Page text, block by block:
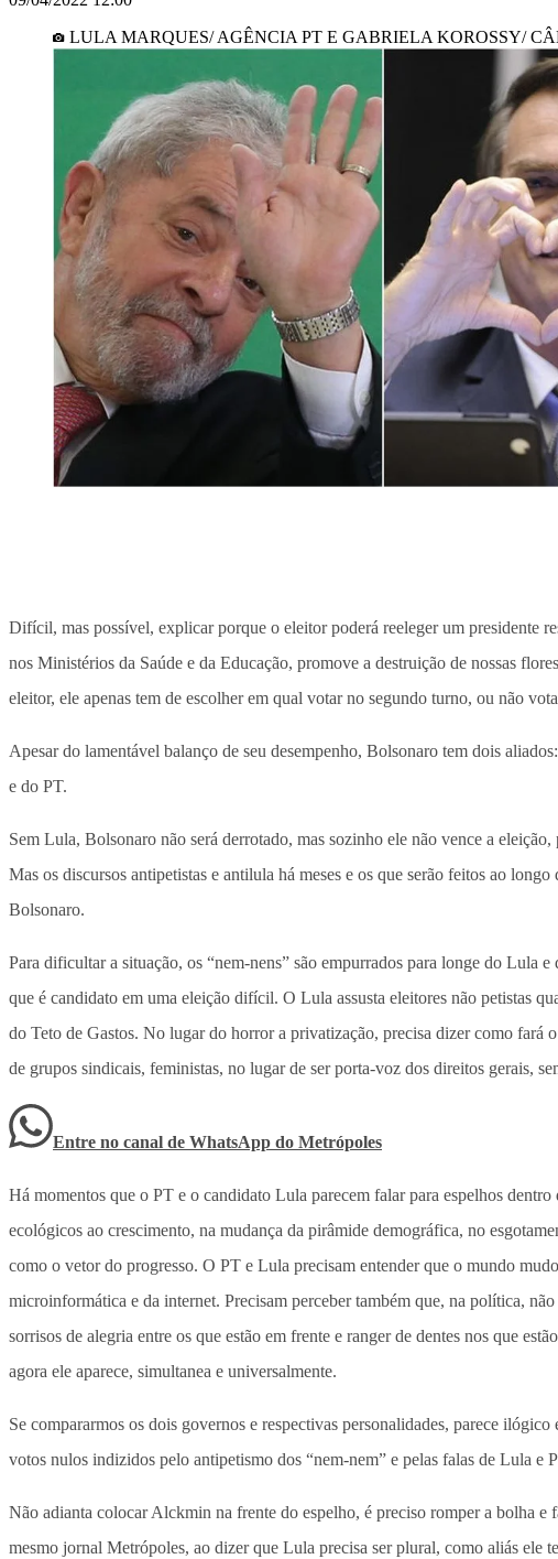
LULA MARQUES/ AGÊNCIA PT E GABRIELA KOROSSY/
Difícil, mas possível, explicar porque o eleitor poderá reeleger um presidente
nos Ministérios da Saúde e da Educação, promove a destruição de nossas
eleitor, ele apenas tem de escolher em qual votar no segundo turno, ou não
Apesar do lamentável balanço de seu desempenho, Bolsonaro tem dois
e do PT.
Sem Lula, Bolsonaro não será derrotado, mas sozinho ele não vence a
Mas os discursos antipetistas e antilula há meses e os que serão feitos ao
Bolsonaro.
Para dificultar a situação, os “nem-nens” são empurrados para longe do Lula
que é candidato em uma eleição difícil. O Lula assusta eleitores não petistas
do Teto de Gastos. No lugar do horror a privatização, precisa dizer como fará
de grupos sindicais, feministas, no lugar de ser porta-voz dos direitos gerais,
Entre no canal de WhatsApp do Metrópoles
Há momentos que o PT e o candidato Lula parecem falar para espelhos
ecológicos ao crescimento, na mudança da pirâmide demográfica, no
como o vetor do progresso. O PT e Lula precisam entender que o mundo
microinformática e da internet. Precisam perceber também que, na política,
sorrisos de alegria entre os que estão em frente e ranger de dentes nos que
agora ele aparece, simultanea e universalmente.
Se compararmos os dois governos e respectivas personalidades, parece
votos nulos indizidos pelo antipetismo dos “nem-nem” e pelas falas de Lula e
Não adianta colocar Alckmin na frente do espelho, é preciso romper a bolha
mesmo jornal Metrópoles, ao dizer que Lula precisa ser plural, como aliás ele